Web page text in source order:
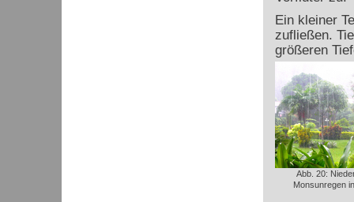
Ein kleiner
zufließen.
größeren
Abb. 20:
Monsunregen